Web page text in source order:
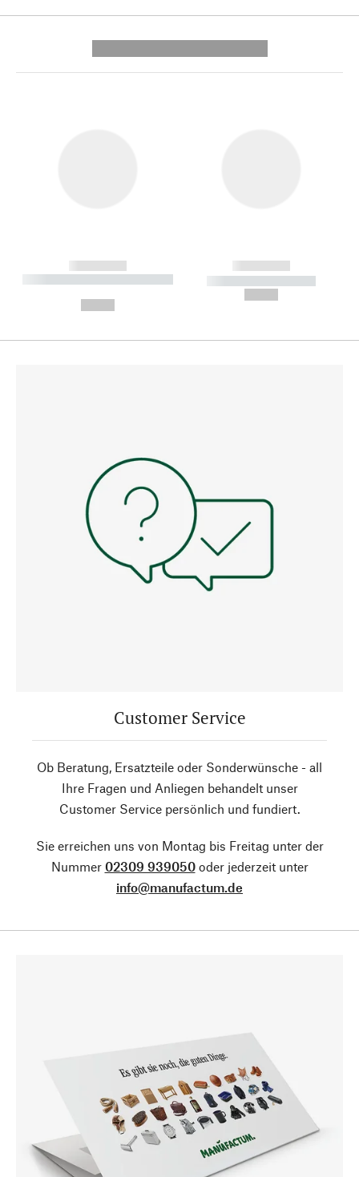
------------
----------- ----------- --------
------------
----------- -----------
Customer Service
Ob Beratung, Ersatzteile oder Sonderwünsche - all
Ihre Fragen und Anliegen behandelt unser
Customer Service persönlich und fundiert.
Sie erreichen uns von Montag bis Freitag unter der
Nummer 02309 939050oder jederzeit unter
info@manufactum.de